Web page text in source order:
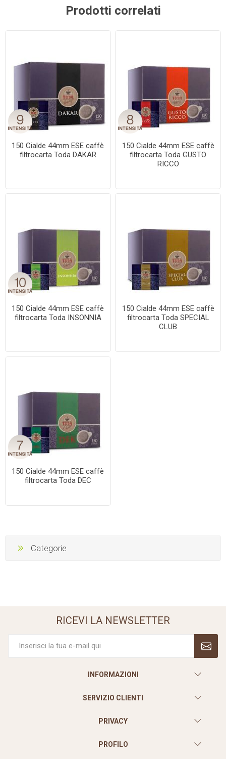
Prodotti correlati
150 Cialde 44mm ESE caffè
filtrocarta Toda DAKAR
150 Cialde 44mm ESE caffè
filtrocarta Toda GUSTO
RICCO
150 Cialde 44mm ESE caffè
filtrocarta Toda INSONNIA
150 Cialde 44mm ESE caffè
filtrocarta Toda SPECIAL
CLUB
150 Cialde 44mm ESE caffè
filtrocarta Toda DEC
Categorie
RICEVI LA NEWSLETTER
INFORMAZIONI
SERVIZIO CLIENTI
PRIVACY
PROFILO